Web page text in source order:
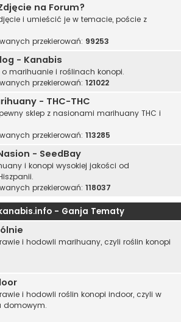
na Forum?
i umieścić je w temacie, poście z
przekierowań: 99253
- Kanabis
o marihuanie i roślinach konopi.
przekierowań: 121022
- THC-THC
sklep z nasionami marihuany THC i
przekierowań: 113285
- SeedBay
i konopi wysokiej jakości od
przekierowań: 118037
- Ganja Tematy
i hodowli marihuany, czyli roślin konopi
i hodowli roślin konopi indoor, czyli w
domowym.